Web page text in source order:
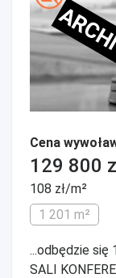
Cena
129 800
108 zł/m²
1 201 m²
...odbędzie się
SALI